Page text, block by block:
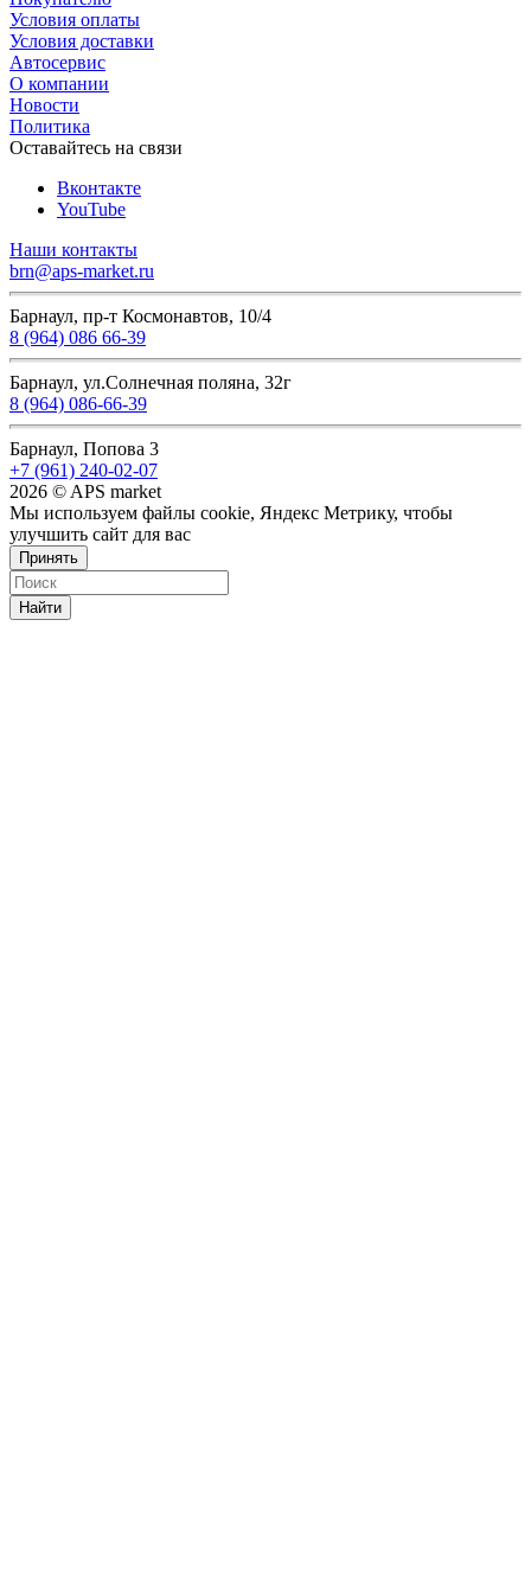
Условия оплаты
Условия доставки
Автосервис
О компании
Новости
Политика
Оставайтесь на связи
Вконтакте
YouTube
Наши контакты
brn@aps-market.ru
Барнаул, пр-т Космонавтов, 10/4
8 (964) 086 66-39
Барнаул, ул.Солнечная поляна, 32г
8 (964) 086-66-39
Барнаул, Попова 3
+7 (961) 240-02-07
2026 © APS market
Мы используем файлы cookie, Яндекс Метрику, чтобы
улучшить сайт для вас
Принять
Найти